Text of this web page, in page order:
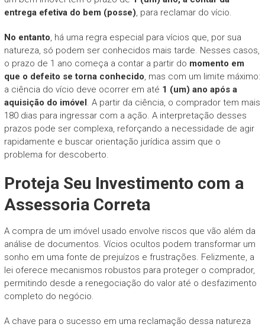
entrega efetiva do bem (posse), para reclamar do vício.
No entanto, há uma regra especial para vícios que, por sua
natureza, só podem ser conhecidos mais tarde. Nesses casos,
o prazo de 1 ano começa a contar a partir do momento em
que o defeito se torna conhecido, mas com um limite máximo:
a ciência do vício deve ocorrer em até 1 (um) ano após a
aquisição do imóvel. A partir da ciência, o comprador tem mais
180 dias para ingressar com a ação. A interpretação desses
prazos pode ser complexa, reforçando a necessidade de agir
rapidamente e buscar orientação jurídica assim que o
problema for descoberto.
Proteja Seu Investimento com a
Assessoria Correta
A compra de um imóvel usado envolve riscos que vão além da
análise de documentos. Vícios ocultos podem transformar um
sonho em uma fonte de prejuízos e frustrações. Felizmente, a
lei oferece mecanismos robustos para proteger o comprador,
permitindo desde a renegociação do valor até o desfazimento
completo do negócio.
A chave para o sucesso em uma reclamação dessa natureza